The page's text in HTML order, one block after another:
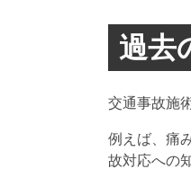
過去
交通事故施
例えば、痛
故対応への